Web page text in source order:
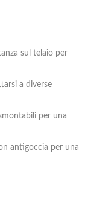
sul telaio per
a diverse
per una
antigoccia per una